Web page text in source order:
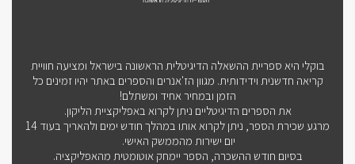
בוקלי היא ספריית ההשאלה הדיגיטלית הראשונה בישראל ומציעה חוויית
קריאה חדשנית וידידותית. מגוון הז'אנרים והספרים באתר יהיו זמינים כל
הזמן ובמחיר אחיד ומשתלם!
את הספרים הדיגיטליים ניתן לקרוא באפליקציית הליקון.
מרגע שכירת הספר, ניתן לקרוא אותו במהלך חודש ימים ולהאריך בעוד 14
יום ישירות מהממשק האישי.
בסיום חודש ההשכרה, הספר יימחק אוטומטית מהאפליקציה.